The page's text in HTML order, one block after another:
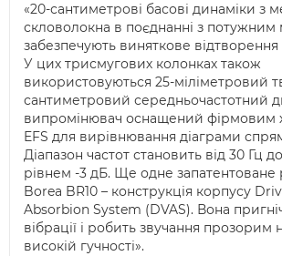
«20-сантиметрові басові динаміки з
скловолокна в поєднанні з потужним
забезпечують виняткове відтворення
У цих трисмугових колонках також
використовуються 25-міліметровий
сантиметровий середньочастотний
випромінювач оснащений фірмовим
EFS для вирівнювання діаграми
Діапазон частот становить від 30 Гц
рівнем -3 дБ. Ще одне запатентоване
Borea BR10 – конструкція корпусу
Absorbion System (DVAS). Вона
вібрації і робить звучання прозорим
високій гучності».